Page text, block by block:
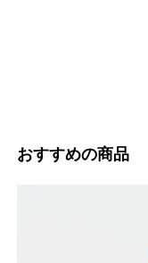
46454363652328ブ
おすすめの商品